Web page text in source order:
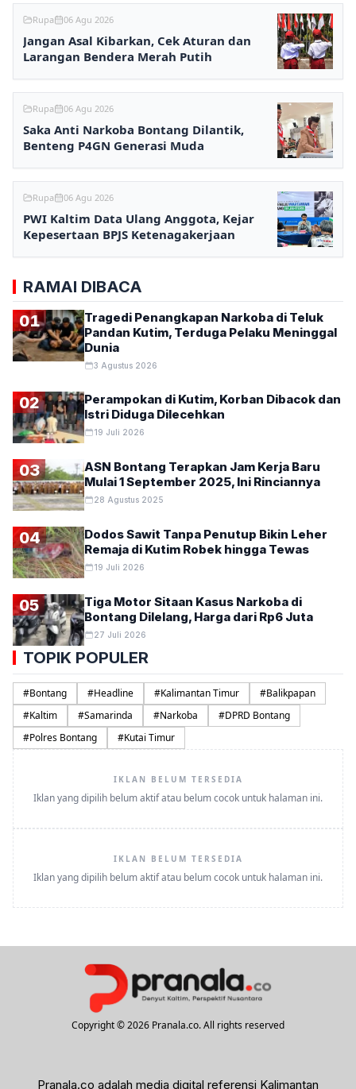
Rupa 06 Agu 2026
Jangan Asal Kibarkan, Cek Aturan dan
Larangan Bendera Merah Putih
Rupa 06 Agu 2026
Saka Anti Narkoba Bontang Dilantik,
Benteng P4GN Generasi Muda
Rupa 06 Agu 2026
PWI Kaltim Data Ulang Anggota, Kejar
Kepesertaan BPJS Ketenagakerjaan
RAMAI DIBACA
01
Tragedi Penangkapan Narkoba di Teluk
Pandan Kutim, Terduga Pelaku Meninggal
Dunia
3 Agustus 2026
02
Perampokan di Kutim, Korban Dibacok dan
Istri Diduga Dilecehkan
19 Juli 2026
03
ASN Bontang Terapkan Jam Kerja Baru
Mulai 1 September 2025, Ini Rinciannya
28 Agustus 2025
04
Dodos Sawit Tanpa Penutup Bikin Leher
Remaja di Kutim Robek hingga Tewas
19 Juli 2026
05
Tiga Motor Sitaan Kasus Narkoba di
Bontang Dilelang, Harga dari Rp6 Juta
27 Juli 2026
TOPIK POPULER
#Bontang #Headline #Kalimantan Timur #Balikpapan
#Kaltim #Samarinda #Narkoba #DPRD Bontang
#Polres Bontang #Kutai Timur
IKLAN BELUM TERSEDIA
Iklan yang dipilih belum aktif atau belum cocok untuk halaman ini.
IKLAN BELUM TERSEDIA
Iklan yang dipilih belum aktif atau belum cocok untuk halaman ini.
Copyright © 2026 Pranala.co. All rights reserved
Pranala.co adalah media digital referensi Kalimantan